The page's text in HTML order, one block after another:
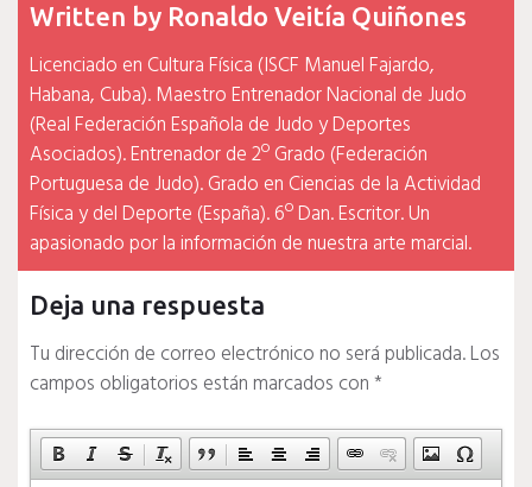
Written by Ronaldo Veitía Quiñones
Licenciado en Cultura Física (ISCF Manuel Fajardo,
Habana, Cuba). Maestro Entrenador Nacional de Judo
(Real Federación Española de Judo y Deportes
Asociados). Entrenador de 2º Grado (Federación
Portuguesa de Judo). Grado en Ciencias de la Actividad
Física y del Deporte (España). 6º Dan. Escritor. Un
apasionado por la información de nuestra arte marcial.
Deja una respuesta
Tu dirección de correo electrónico no será publicada.Los
campos obligatorios están marcados con*